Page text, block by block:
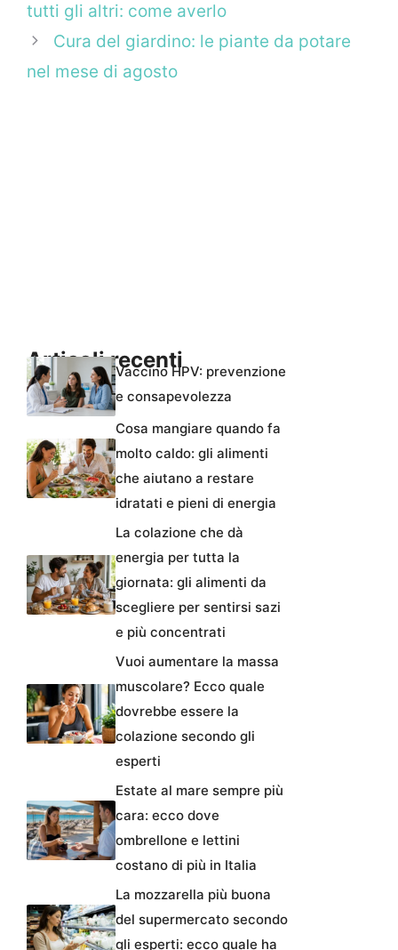
tutti gli altri: come averlo
Cura del giardino: le piante da potare
nel mese di agosto
Articoli recentiVaccino HPV: prevenzione
e consapevolezza
Cosa mangiare quando fa
molto caldo: gli alimenti
che aiutano a restare
idratati e pieni di energia
La colazione che dà
energia per tutta la
giornata: gli alimenti da
scegliere per sentirsi sazi
e più concentrati
Vuoi aumentare la massa
muscolare? Ecco quale
dovrebbe essere la
colazione secondo gli
esperti
Estate al mare sempre più
cara: ecco dove
ombrellone e lettini
costano di più in Italia
La mozzarella più buona
del supermercato secondo
gli esperti: ecco quale ha